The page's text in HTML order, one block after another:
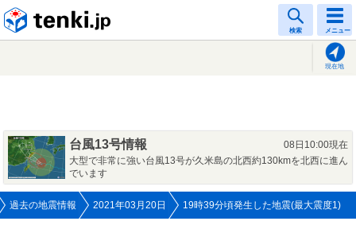
検索 メニュー
現在地
台風13号情報
08日10:00現在
大型で非常に強い台風13号が久米島の北西約130kmを北西に進ん
でいます
過去の地震情報 2021年03月20日 19時39分頃発生した地震(最大震度1)